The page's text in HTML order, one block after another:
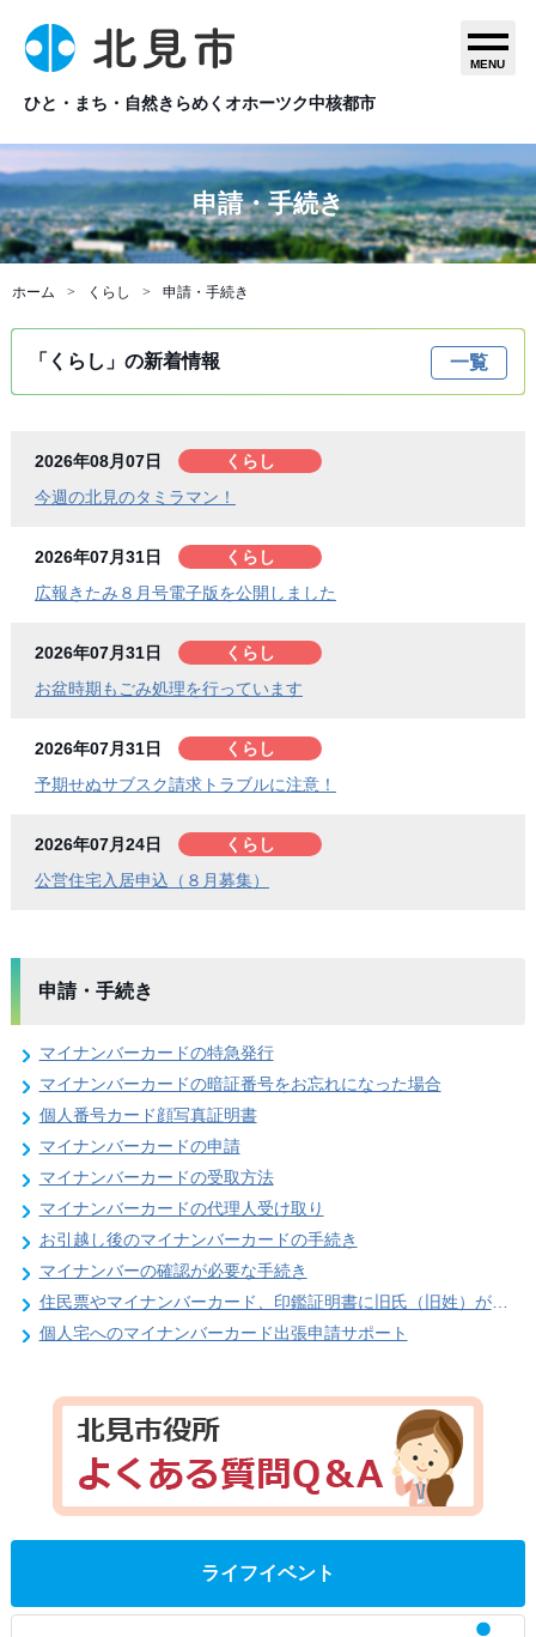
ひと・まち・自然きらめくオホーツク中核都市
MENU
申請・手続き
ホーム くらし 申請・手続き
「くらし」の新着情報 一覧
2026年08月07日
くらし
今週の北見のタミラマン！
2026年07月31日
くらし
広報きたみ８月号電子版を公開しました
2026年07月31日
くらし
お盆時期もごみ処理を行っています
2026年07月31日
くらし
予期せぬサブスク請求トラブルに注意！
2026年07月24日
くらし
公営住宅入居申込（８月募集）
申請・手続き
マイナンバーカードの特急発行
マイナンバーカードの暗証番号をお忘れになった場合
個人番号カード顔写真証明書
マイナンバーカードの申請
マイナンバーカードの受取方法
マイナンバーカードの代理人受け取り
お引越し後のマイナンバーカードの手続き
マイナンバーの確認が必要な手続き
住民票やマイナンバーカード、印鑑証明書に旧氏（旧姓）が併記できるようになりました！
個人宅へのマイナンバーカード出張申請サポート
ライフイベント